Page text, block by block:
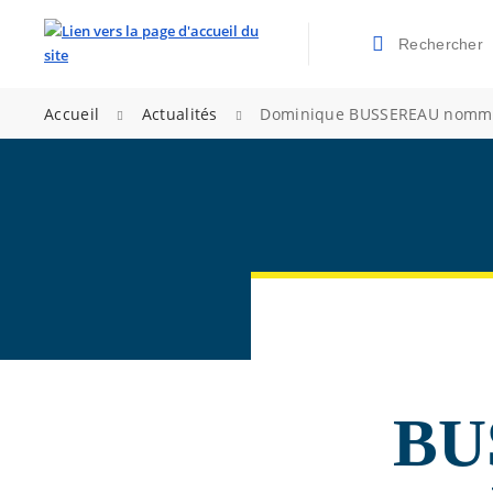
Valider la
Accueil Actualités Dominique BUSSEREAU